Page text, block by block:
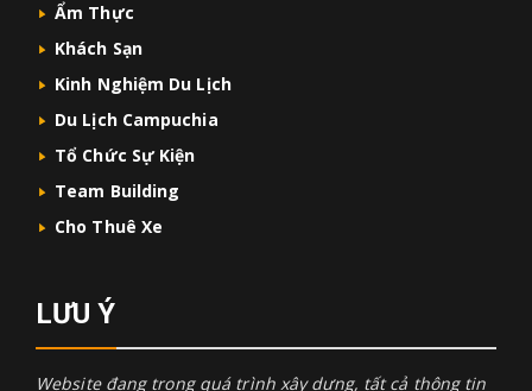
Ẩm Thực
Khách Sạn
Kinh Nghiệm Du Lịch
Du Lịch Campuchia
Tổ Chức Sự Kiện
Team Building
Cho Thuê Xe
LƯU Ý
Website đang trong quá trình xây dựng, tất cả thông tin